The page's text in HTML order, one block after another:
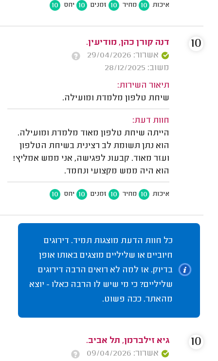
איכות 10 מחיר 10 זמנים 10 יחס 10
דנה קורן כהן, מודיעין.
אשרור: 29/04/2026
משוב: 28/12/2025
תיאור השירות:
שיחת טלפון מלמדת ומועילה.
חוות דעת:
הייתה שיחת טלפון מאוד מלמדת ומועילה.
הוא נתן תשומת לב רצינית בשיחת הטלפון
ועזר מאוד. קבעונ לפגישה, אני ממש אמליץ!
הוא היה ממש מקצועי ונחמד.
איכות 10 מחיר 10 זמנים 10 יחס 10
10
כל חוות הדעת מוצגות תמיד. דירוגים
חיוביים או שליליים מוצגים באותו אופן
בדיוק. אז למה לא רואים הרבה דירוגים
שליליים? כי מי שיש לו הרבה כאלו - יוצא
מהאתר. ככה פשוט.
גיא זילברמן, תל אביב.
אשרור: 09/04/2026
10